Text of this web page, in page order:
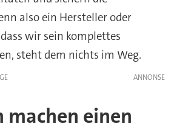
also ein Hersteller oder
wir sein komplettes
steht dem nichts im Weg.
machen einen